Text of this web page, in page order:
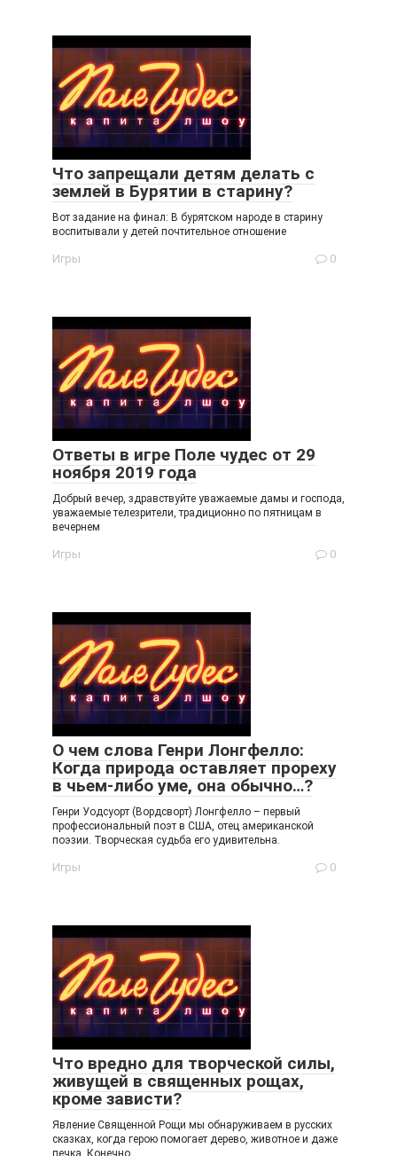
Что запрещали детям делать с
землей в Бурятии в старину?
Вот задание на финал: В бурятском народе в старину
воспитывали у детей почтительное отношение
Игры 0
Ответы в игре Поле чудес от 29
ноября 2019 года
Добрый вечер, здравствуйте уважаемые дамы и господа,
уважаемые телезрители, традиционно по пятницам в
вечернем
Игры 0
О чем слова Генри Лонгфелло:
Когда природа оставляет прореху
в чьем-либо уме, она обычно…?
Генри Уодсуорт (Вордсворт) Лонгфелло – первый
профессиональный поэт в США, отец американской
поэзии. Творческая судьба его удивительна.
Игры 0
Что вредно для творческой силы,
живущей в священных рощах,
кроме зависти?
Явление Священной Рощи мы обнаруживаем в русских
сказках, когда герою помогает дерево, животное и даже
печка. Конечно,